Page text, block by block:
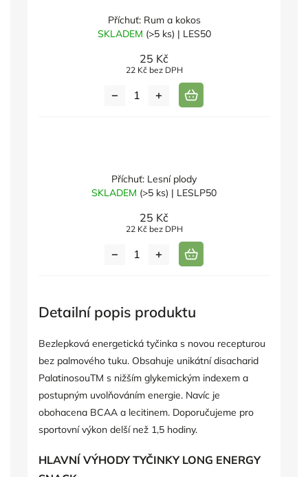
Příchuť: Rum a kokos
SKLADEM (>5 ks) | LES50
25 Kč
22 Kč bez DPH
Příchuť: Lesní plody
SKLADEM (>5 ks) | LESLP50
25 Kč
22 Kč bez DPH
Detailní popis produktu
Bezlepková energetická tyčinka s novou recepturou
bez palmového tuku. Obsahuje unikátní disacharid
PalatinosouTM s nižším glykemickým indexem a
postupným uvolňováním energie. Navíc je
obohacena BCAA a lecitinem. Doporučujeme pro
sportovní výkon delší než 1,5 hodiny.
HLAVNÍ VÝHODY TYČINKY LONG ENERGY